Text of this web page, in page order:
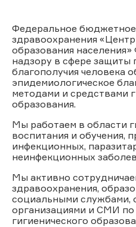
Федеральное
здравоохранения
образования
надзору в сфере защиты
благополучия человека
эпидемиологическое
методами и средствами
образования.
Мы работаем в области
воспитания и обучения,
инфекционных,
неинфекционных
Мы активно
здравоохранения,
социальными службами,
организациями и СМИ по
гигиенического